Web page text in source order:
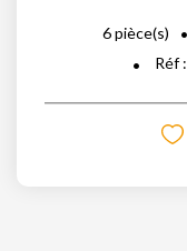
6pièce(s)
Réf :